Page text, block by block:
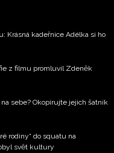
Krásná kadeřnice Adélka si ho
z filmu promluvil Zdeněk
sebe? Okopírujte jejich šatník
rodiny“ do squatu na
svět kultury